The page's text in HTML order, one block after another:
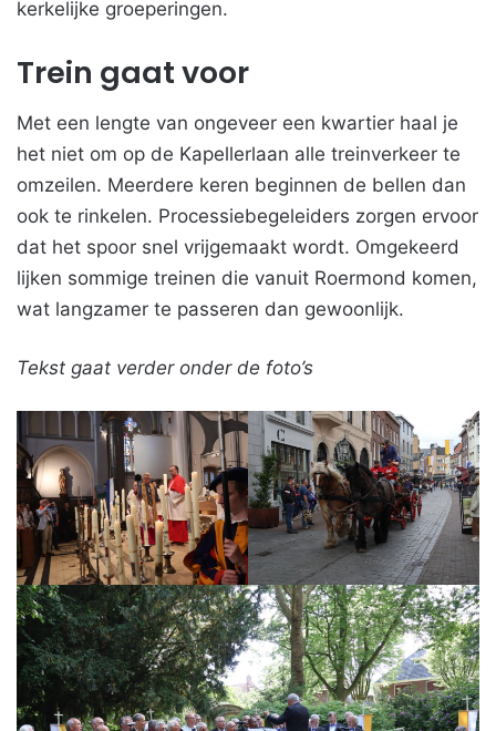
kerkelijke groeperingen.
Trein gaat voor
Met een lengte van ongeveer een kwartier haal je
het niet om op de Kapellerlaan alle treinverkeer te
omzeilen. Meerdere keren beginnen de bellen dan
ook te rinkelen. Processiebegeleiders zorgen ervoor
dat het spoor snel vrijgemaakt wordt. Omgekeerd
lijken sommige treinen die vanuit Roermond komen,
wat langzamer te passeren dan gewoonlijk.
Tekst gaat verder onder de foto’s